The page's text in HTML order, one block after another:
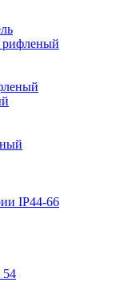
рифленый
IP44-66
54